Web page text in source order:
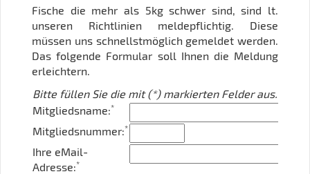
Fische die mehr als 5kg schwer sind, sind lt.
unseren Richtlinien meldepflichtig. Diese
müssen uns schnellstmöglich gemeldet werden.
Das folgende Formular soll Ihnen die Meldung
erleichtern.
Bitte füllen Sie die mit (*) markierten Felder aus.
Mitgliedsname:*
Mitgliedsnummer:*
Ihre eMail-
Adresse:*